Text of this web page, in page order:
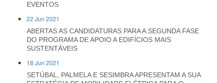
EVENTOS
22 Jun 2021
ABERTAS AS CANDIDATURAS PARA A SEGUNDA FASE
DO PROGRAMA DE APOIO A EDIFÍCIOS MAIS
SUSTENTÁVEIS
18 Jun 2021
SETÚBAL, PALMELA E SESIMBRA APRESENTAM A SUA